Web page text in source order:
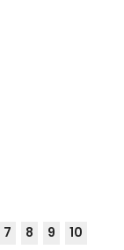
7 8 9
10